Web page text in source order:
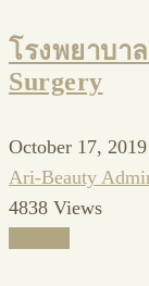
โรงพยาบา
Surgery
October 17, 2019
Ari-Beauty
4838 Views